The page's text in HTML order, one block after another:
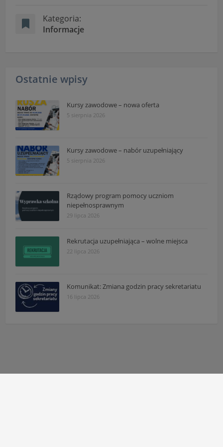
Kategoria:
Informacje
Ostatnie wpisy
Kursy zawodowe – nowa oferta
5 sierpnia 2026
Kursy zawodowe – nabór uzupełniający
5 sierpnia 2026
Rządowy program pomocy uczniom
niepełnosprawnym
29 lipca 2026
Rekrutacja uzupełniająca – wolne miejsca
22 lipca 2026
Komunikat: Zmiana godzin pracy sekretariatu
16 lipca 2026